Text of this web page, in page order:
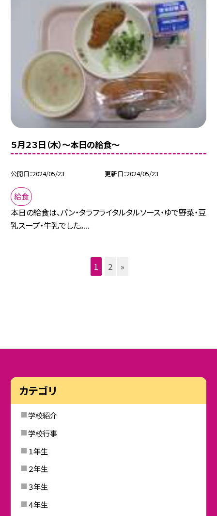
５月２３日（木）〜本日の給食〜
公開日 2024/05/23 更新日 2024/05/23
給食
本日の給食は、パン・タラフライタルタルソース・ゆで野菜・豆
乳スープ・牛乳でした。...
1 2 »
カテゴリ
学校紹介
学校行事
１年生
２年生
３年生
４年生